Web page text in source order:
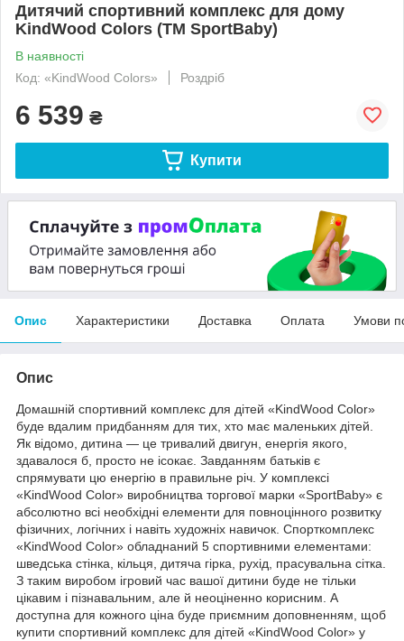
Дитячий спортивний комплекс для дому
KindWood Colors (ТМ SportBaby)
В наявності
Код: «KindWood Colors»
Роздріб
6 539 ₴
Купити
Опис Характеристики Доставка Оплата Умови
Опис
Домашній спортивний комплекс для дітей «KindWood Color»
буде вдалим придбанням для тих, хто має маленьких дітей.
Як відомо, дитина — це тривалий двигун, енергія якого,
здавалося б, просто не ісокає. Завданням батьків є
спрямувати цю енергію в правильне річ. У комплексі
«KindWood Color» виробництва торгової марки «SportBaby» є
абсолютно всі необхідні елементи для повноцінного розвитку
фізичних, логічних і навіть художніх навичок. Спорткомплекс
«KindWood Color» обладнаний 5 спортивними елементами:
шведська стінка, кільця, дитяча гірка, рухід, прасувальна сітка.
З таким виробом ігровий час вашої дитини буде не тільки
цікавим і пізнавальним, але й неоціненно корисним. А
доступна для кожного ціна буде приємним доповненням, щоб
купити спортивний комплекс для дітей «KindWood Color» у